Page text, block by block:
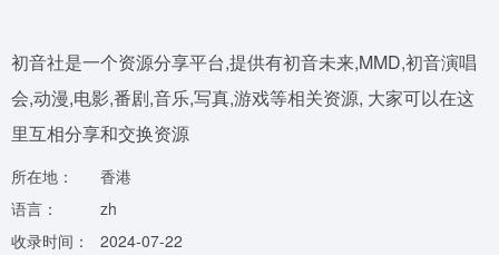
初音社是一个资源分享平台,提供有初音未来,MMD,初音演唱
会,动漫,电影,番剧,音乐,写真,游戏等相关资源, 大家可以在这
里互相分享和交换资源
所在地：
香港
语言：
zh
收录时间：
2024-07-22